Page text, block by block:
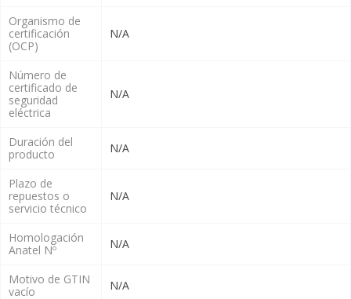
Organismo de
certificación
(OCP)
N/A
Número de
certificado de
seguridad
eléctrica
N/A
Duración del
producto
N/A
Plazo de
repuestos o
servicio técnico
N/A
Homologación
Anatel Nº
N/A
Motivo de GTIN
vacío
N/A